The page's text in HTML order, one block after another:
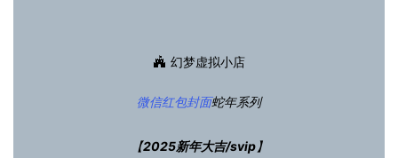
幻梦虚拟小店
微信红包封面蛇年系列
【2025新年大吉/svip】